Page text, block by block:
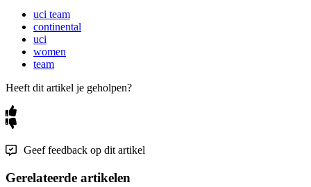
uci team
continental
uci
women
team
Heeft dit artikel je geholpen?
Geef feedback op dit artikel
Gerelateerde artikelen